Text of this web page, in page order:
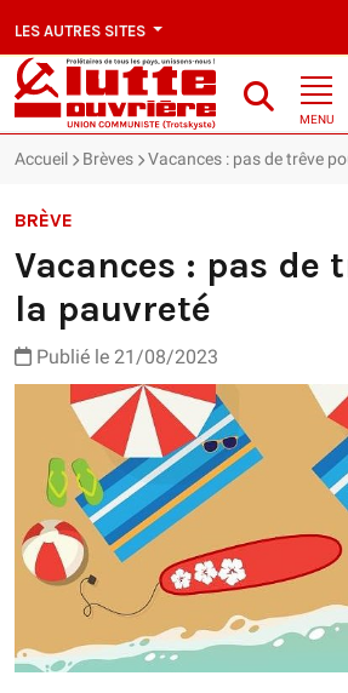
LES AUTRES SITES
MENU
Accueil Brèves Vacances : pas de trêve
BRÈVE
Vacances : pas de
la pauvreté
Publié le 21/08/2023